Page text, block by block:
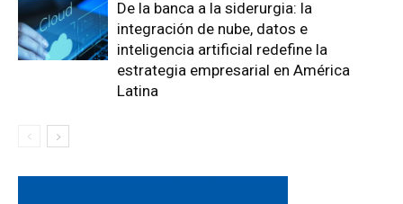
De la banca a la siderurgia: la
integración de nube, datos e
inteligencia artificial redefine la
estrategia empresarial en América
Latina